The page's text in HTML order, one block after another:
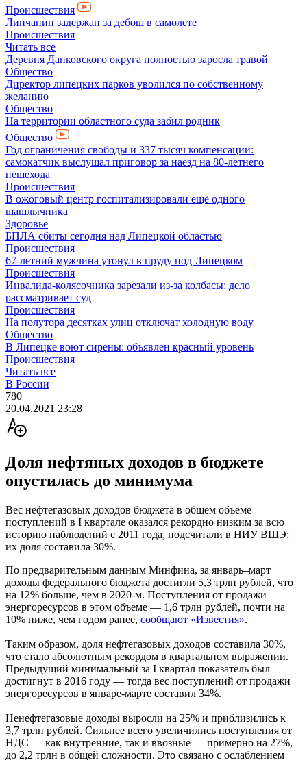
Происшествия
Липчанин задержан за дебош в самолете
Происшествия
Читать все
Деревня Данковского округа полностью заросла травой
Общество
Директор липецких парков уволился по собственному
желанию
Общество
На территории областного суда забил родник
Общество
Год ограничения свободы и 337 тысяч компенсации:
самокатчик выслушал приговор за наезд на 80-летнего
пешехода
Происшествия
В ожоговый центр госпитализировали ещё одного
шашлычника
Здоровье
БПЛА сбиты сегодня над Липецкой областью
Происшествия
67-летний мужчина утонул в пруду под Липецком
Происшествия
Инвалида-колясочника зарезали из-за колбасы: дело
рассматривает суд
Происшествия
На полутора десятках улиц отключат холодную воду
Общество
В Липецке воют сирены: объявлен красный уровень
Происшествия
Читать все
В России
780
20.04.2021 23:28
Доля нефтяных доходов в бюджете
опустилась до минимума
Вес нефтегазовых доходов бюджета в общем объеме
поступлений в I квартале оказался рекордно низким за всю
историю наблюдений с 2011 года, подсчитали в НИУ ВШЭ:
их доля составила 30%.
По предварительным данным Минфина, за январь–март
доходы федерального бюджета достигли 5,3 трлн рублей, что
на 12% больше, чем в 2020-м. Поступления от продажи
энергоресурсов в этом объеме — 1,6 трлн рублей, почти на
10% ниже, чем годом ранее, сообщают «Известия».
Таким образом, доля нефтегазовых доходов составила 30%,
что стало абсолютным рекордом в квартальном выражении.
Предыдущий минимальный за I квартал показатель был
достигнут в 2016 году — тогда вес поступлений от продажи
энергоресурсов в январе-марте составил 34%.
Ненефтегазовые доходы выросли на 25% и приблизились к
3,7 трлн рублей. Сильнее всего увеличились поступления от
НДС — как внутренние, так и ввозные — примерно на 27%,
до 2,2 трлн в общей сложности. Это связано с ослаблением